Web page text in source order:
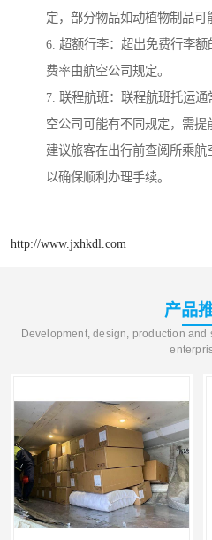
定，部分物品如动植物制品可
6. 超额行李：超出免费行李额
费率由航空公司规定。
7. 联程航班：联程航班托运
空公司可能有不同规定，需提
建议旅客在出行前查阅所乘航
以确保顺利办理手续。
http://www.jxhkdl.com
产品
Development, design, production